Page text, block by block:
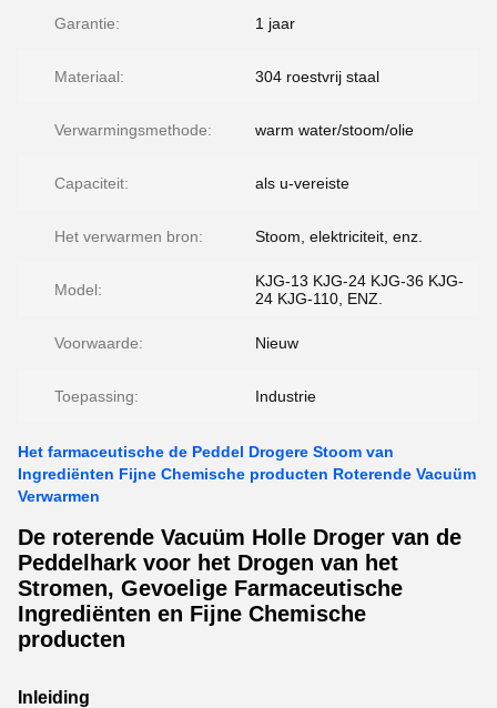
Garantie: 1 jaar
Materiaal: 304 roestvrij staal
Verwarmingsmethode: warm water/stoom/olie
Capaciteit: als u-vereiste
Het verwarmen bron: Stoom, elektriciteit, enz.
Model:
KJG-13 KJG-24 KJG-36 KJG-
24 KJG-110, ENZ.
Voorwaarde: Nieuw
Toepassing: Industrie
Het farmaceutische de Peddel Drogere Stoom van
Ingrediënten Fijne Chemische producten Roterende Vacuüm
Verwarmen
De roterende Vacuüm Holle Droger van de
Peddelhark voor het Drogen van het
Stromen, Gevoelige Farmaceutische
Ingrediënten en Fijne Chemische
producten
Inleiding